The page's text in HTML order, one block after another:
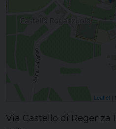
Leaflet |
Via Castello di Regenza